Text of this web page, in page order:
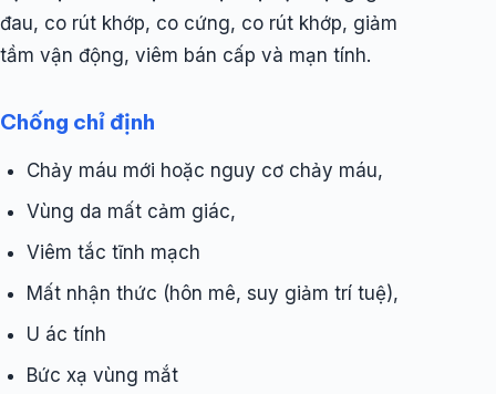
đau, co rút khớp, co cứng, co rút khớp, giảm
tầm vận động, viêm bán cấp và mạn tính.
Chống chỉ định
Chảy máu mới hoặc nguy cơ chảy máu,
Vùng da mất cảm giác,
Viêm tắc tĩnh mạch
Mất nhận thức (hôn mê, suy giảm trí tuệ),
U ác tính
Bức xạ vùng mắt